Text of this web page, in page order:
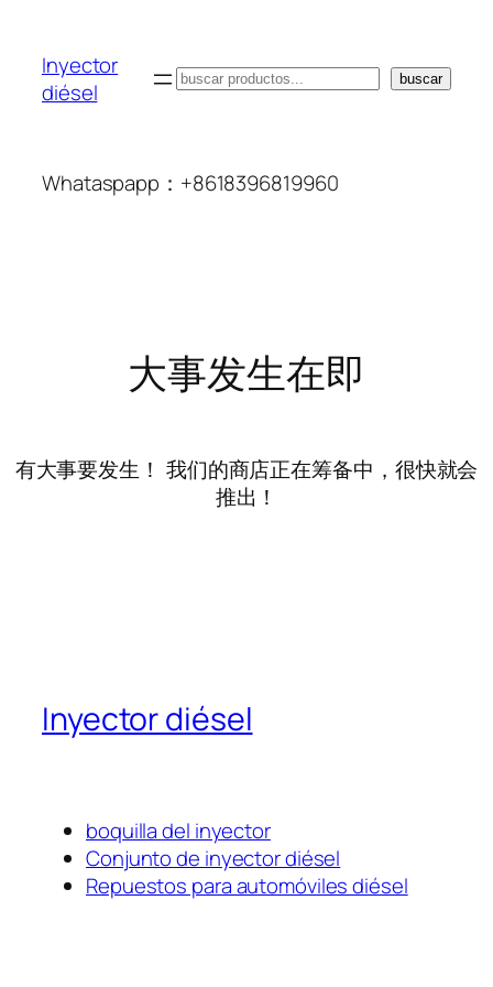
Inyector
diésel
搜
buscar
Whataspapp：+8618396819960
大事发生在即
有大事要发生！ 我们的商店正在筹备中，很快就会
推出！
Inyector diésel
boquilla del inyector
Conjunto de inyector diésel
Repuestos para automóviles diésel